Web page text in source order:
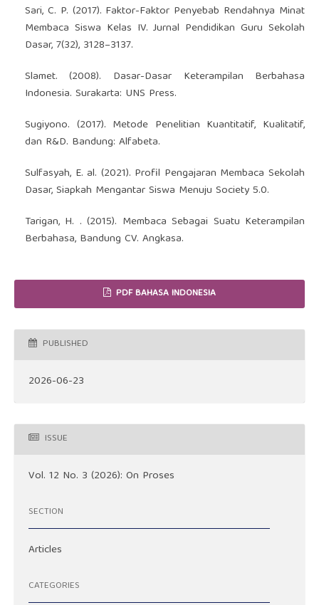
Sari, C. P. (2017). Faktor-Faktor Penyebab Rendahnya Minat
Membaca Siswa Kelas IV. Jurnal Pendidikan Guru Sekolah
Dasar, 7(32), 3128–3137.
Slamet. (2008). Dasar-Dasar Keterampilan Berbahasa
Indonesia. Surakarta: UNS Press.
Sugiyono. (2017). Metode Penelitian Kuantitatif, Kualitatif,
dan R&D. Bandung: Alfabeta.
Sulfasyah, E. al. (2021). Profil Pengajaran Membaca Sekolah
Dasar, Siapkah Mengantar Siswa Menuju Society 5.0.
Tarigan, H. . (2015). Membaca Sebagai Suatu Keterampilan
Berbahasa, Bandung CV. Angkasa.
PDF BAHASA INDONESIA
PUBLISHED
2026-06-23
ISSUE
Vol. 12 No. 3 (2026): On Proses
SECTION
Articles
CATEGORIES